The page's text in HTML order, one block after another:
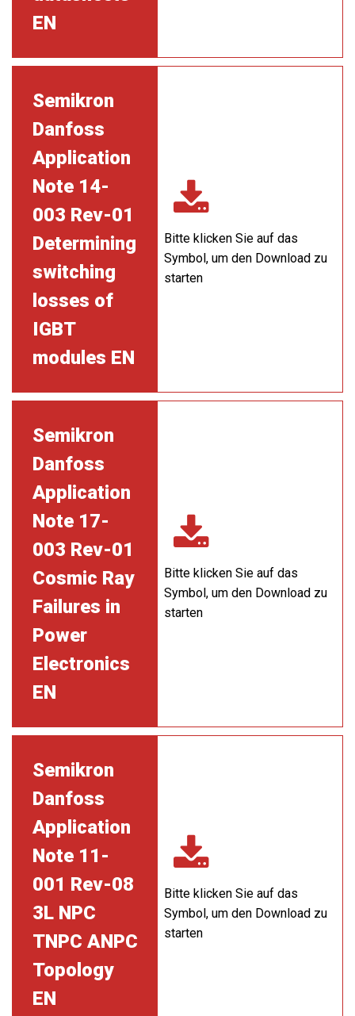
EN
Semikron
Danfoss
Application
Note 14-
003 Rev-01
Determining
switching
losses of
IGBT
modules EN
Bitte klicken Sie auf das
Symbol, um den Download zu
starten
Semikron
Danfoss
Application
Note 17-
003 Rev-01
Cosmic Ray
Failures in
Power
Electronics
EN
Bitte klicken Sie auf das
Symbol, um den Download zu
starten
Semikron
Danfoss
Application
Note 11-
001 Rev-08
3L NPC
TNPC ANPC
Topology
EN
Bitte klicken Sie auf das
Symbol, um den Download zu
starten